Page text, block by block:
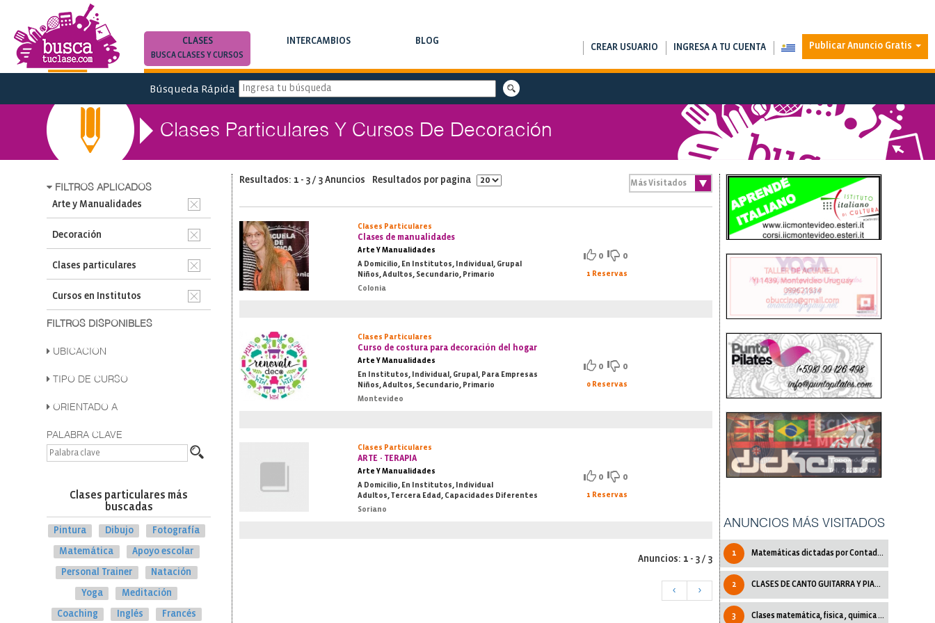
CLASES
BUSCA CLASES Y CURSOS
INTERCAMBIOS BLOG
Publicar Anuncio Gratis
CREAR USUARIO INGRESA A TU CUENTA
Búsqueda Rápida
Clases Particulares Y Cursos De Decoración
FILTROS APLICADOS
Arte y Manualidades
Decoración
Clases particulares
Cursos en Institutos
FILTROS DISPONIBLES
UBICACION
TIPO DE CURSO
ORIENTADO A
PALABRA CLAVE
Clases particulares más
buscadas
Pintura Dibujo Fotografía
Matemática Apoyo escolar
Personal Trainer Natación
Yoga Meditación
Coaching Inglés Francés
Resultados: 1 - 3 / 3 Anuncios Resultados por pagina
Clases Particulares
Clases de manualidades
Arte Y Manualidades
A Domicilio, En Institutos, Individual, Grupal
Niños, Adultos, Secundario, Primario
Colonia
0 0
1 Reservas
Clases Particulares
Curso de costura para decoración del hogar
Arte Y Manualidades
En Institutos, Individual, Grupal, Para Empresas
Niños, Adultos, Secundario, Primario
Montevideo
0 0
0 Reservas
Clases Particulares
ARTE - TERAPIA
Arte Y Manualidades
A Domicilio, En Institutos, Individual
Adultos, Tercera Edad, Capacidades Diferentes
Soriano
0 0
1 Reservas
Anuncios: 1 - 3 / 3
< >
ANUNCIOS MÁS VISITADOS
1 Matemáticas dictadas por Contadora Pública
2 CLASES DE CANTO GUITARRA Y PIANO.
3 Clases matemática, fisica , quimica y mas